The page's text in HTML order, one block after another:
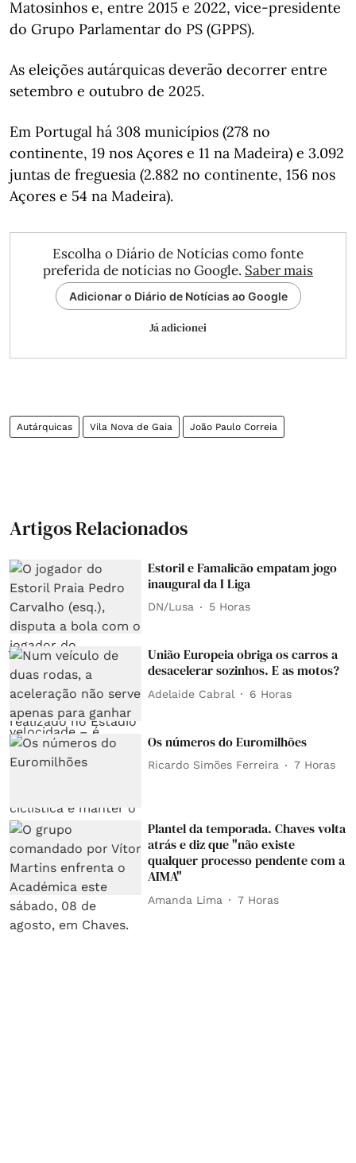
Matosinhos e, entre 2015 e 2022, vice-presidente
do Grupo Parlamentar do PS (GPPS).
As eleições autárquicas deverão decorrer entre
setembro e outubro de 2025.
Em Portugal há 308 municípios (278 no
continente, 19 nos Açores e 11 na Madeira) e 3.092
juntas de freguesia (2.882 no continente, 156 nos
Açores e 54 na Madeira).
Escolha o Diário de Notícias como fonte
preferida de notícias no Google. Saber mais
Adicionar o Diário de Notícias ao Google
Já adicionei
Autárquicas Vila Nova de Gaia João Paulo Correia
Artigos Relacionados
Estoril e Famalicão empatam jogo
inaugural da I Liga
DN/Lusa 5 Horas
União Europeia obriga os carros a
desacelerar sozinhos. E as motos?
Adelaide Cabral 6 Horas
Os números do Euromilhões
Ricardo Simões Ferreira 7 Horas
Plantel da temporada. Chaves volta
atrás e diz que "não existe
qualquer processo pendente com a
AIMA"
Amanda Lima 7 Horas